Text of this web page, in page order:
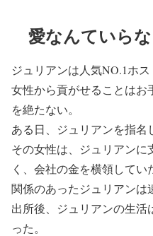
愛なんていら
ジュリアンは人気NO.1ホス
女性から貢がせることはお
を絶たない。
ある日、ジュリアンを指名
その女性は、ジュリアン
く、会社の金を横領してい
関係のあったジュリアンは
出所後、ジュリアンの生活
った。